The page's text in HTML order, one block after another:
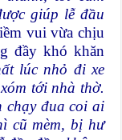
giúp lễ đầu
vui vừa chịu
đầy khó khăn
lúc nhỏ đi xe
tới nhà thờ.
chạy đua coi ai
cũ mèm, bị hư